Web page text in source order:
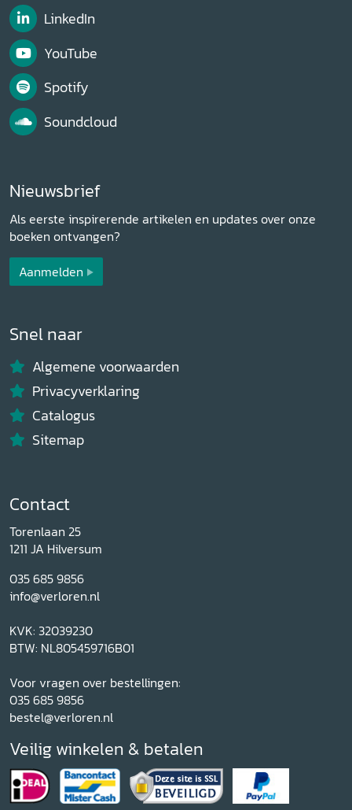
LinkedIn
YouTube
Spotify
Soundcloud
Nieuwsbrief
Als eerste inspirerende artikelen en updates over onze
boeken ontvangen?
Aanmelden
Snel naar
Algemene voorwaarden
Privacyverklaring
Catalogus
Sitemap
Contact
Torenlaan 25
1211 JA Hilversum
035 685 9856
info@verloren.nl
KVK: 32039230
BTW: NL805459716B01
Voor vragen over bestellingen:
035 685 9856
bestel@verloren.nl
Veilig winkelen & betalen